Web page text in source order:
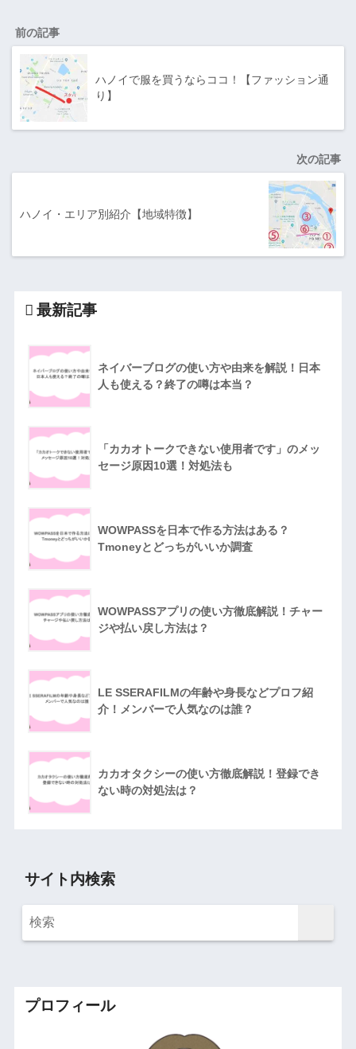
前の記事
ハノイで服を買うならココ！【ファッション通
り】
次の記事
ハノイ・エリア別紹介【地域特徴】
最新記事
ネイバーブログの使い方や由来を解説！日本
人も使える？終了の噂は本当？
「カカオトークできない使用者です」のメッ
セージ原因10選！対処法も
WOWPASSを日本で作る方法はある？
Tmoneyとどっちがいいか調査
WOWPASSアプリの使い方徹底解説！チャー
ジや払い戻し方法は？
LE SSERAFILMの年齢や身長などプロフ紹
介！メンバーで人気なのは誰？
カカオタクシーの使い方徹底解説！登録でき
ない時の対処法は？
サイト内検索
プロフィール